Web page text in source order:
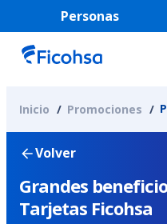
Personas
Inicio Promociones
Volver
Grandes
Tarjetas Ficohsa